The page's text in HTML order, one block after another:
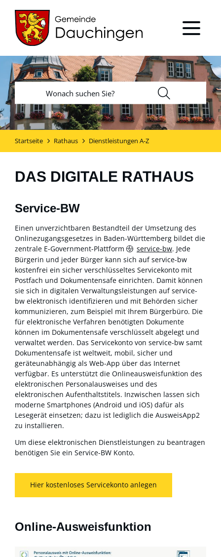
Startseite Rathaus Dienstleistungen A-Z
DAS DIGITALE RATHAUS
Service-BW
Einen unverzichtbaren Bestandteil der Umsetzung des
Onlinezugangsgesetzes in Baden-Württemberg bildet die
zentrale E-Government-Plattform
service-bw. Jede
Bürgerin und jeder Bürger kann sich auf service-bw
kostenfrei ein sicher verschlüsseltes Servicekonto mit
Postfach und Dokumentensafe einrichten. Damit können
sie sich in digitalen Verwaltungsleistungen auf service-
bw elektronisch identifizieren und mit Behörden sicher
kommunizieren, zum Beispiel mit Ihrem Bürgerbüro. Die
für elektronische Verfahren benötigten Dokumente
können im Dokumentensafe verschlüsselt abgelegt und
verwaltet werden. Das Servicekonto von service-bw samt
Dokumentensafe ist weltweit, mobil, sicher und
geräteunabhängig als Web-App über das Internet
verfügbar. Es unterstützt die Onlineausweisfunktion des
elektronischen Personalausweises und des
elektronischen Aufenthaltstitels. Inzwischen lassen sich
moderne Smartphones (Android und iOS) dafür als
Lesegerät einsetzen; dazu ist lediglich die AusweisApp2
zu installieren.
Um diese elektronischen Dienstleistungen zu beantragen
benötigen Sie ein Service-BW Konto.
Hier kostenloses Servicekonto anlegen
Online-Ausweisfunktion